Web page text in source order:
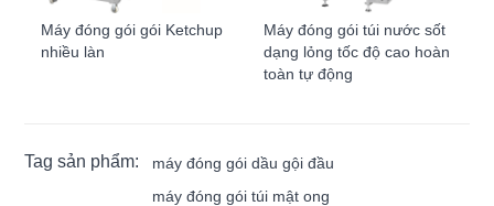
Máy đóng gói gói Ketchup
nhiều làn
Máy đóng gói túi nước sốt
dạng lỏng tốc độ cao hoàn
toàn tự động
Tag sản phẩm:
máy đóng gói dầu gội đầu
máy đóng gói túi mật ong